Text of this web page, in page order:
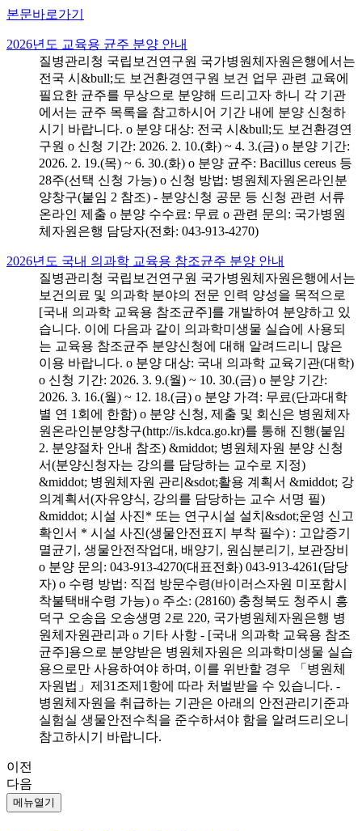
본문바로가기
2026년도 교육용 균주 분양 안내
질병관리청 국립보건연구원 국가병원체자원은행에서는
전국 시&bull;도 보건환경연구원 보건 업무 관련 교육에
필요한 균주를 무상으로 분양해 드리고자 하니 각 기관
에서는 균주 목록을 참고하시어 기간 내에 분양 신청하
시기 바랍니다. o 분양 대상: 전국 시&bull;도 보건환경연
구원 o 신청 기간: 2026. 2. 10.(화) ~ 4. 3.(금) o 분양 기간:
2026. 2. 19.(목) ~ 6. 30.(화) o 분양 균주: Bacillus cereus 등
28주(선택 신청 가능) o 신청 방법: 병원체자원온라인분
양창구(붙임 2 참조) - 분양신청 공문 등 신청 관련 서류
온라인 제출 o 분양 수수료: 무료 o 관련 문의: 국가병원
체자원은행 담당자(전화: 043-913-4270)
2026년도 국내 의과학 교육용 참조균주 분양 안내
질병관리청 국립보건연구원 국가병원체자원은행에서는
보건의료 및 의과학 분야의 전문 인력 양성을 목적으로
[국내 의과학 교육용 참조균주]를 개발하여 분양하고 있
습니다. 이에 다음과 같이 의과학미생물 실습에 사용되
는 교육용 참조균주 분양신청에 대해 알려드리니 많은
이용 바랍니다. o 분양 대상: 국내 의과학 교육기관(대학)
o 신청 기간: 2026. 3. 9.(월) ~ 10. 30.(금) o 분양 기간:
2026. 3. 16.(월) ~ 12. 18.(금) o 분양 가격: 무료(단과대학
별 연 1회에 한함) o 분양 신청, 제출 및 회신은 병원체자
원온라인분양창구(http://is.kdca.go.kr)를 통해 진행(붙임
2. 분양절차 안내 참조) &middot; 병원체자원 분양 신청
서(분양신청자는 강의를 담당하는 교수로 지정)
&middot; 병원체자원 관리&sdot;활용 계획서 &middot; 강
의계획서(자유양식, 강의를 담당하는 교수 서명 필)
&middot; 시설 사진* 또는 연구시설 설치&sdot;운영 신고
확인서 * 시설 사진(생물안전표지 부착 필수) : 고압증기
멸균기, 생물안전작업대, 배양기, 원심분리기, 보관장비
o 분양 문의: 043-913-4270(대표전화) 043-913-4261(담당
자) o 수령 방법: 직접 방문수령(바이러스자원 미포함시
착불택배수령 가능) o 주소: (28160) 충청북도 청주시 흥
덕구 오송읍 오송생명 2로 220, 국가병원체자원은행 병
원체자원관리과 o 기타 사항 - [국내 의과학 교육용 참조
균주]용으로 분양받은 병원체자원은 의과학미생물 실습
용으로만 사용하여야 하며, 이를 위반할 경우 「병원체
자원법」제31조제1항에 따라 처벌받을 수 있습니다. -
병원체자원을 취급하는 기관은 아래의 안전관리기준과
실험실 생물안전수칙을 준수하셔야 함을 알려드리오니
참고하시기 바랍니다.
이전
다음
메뉴열기